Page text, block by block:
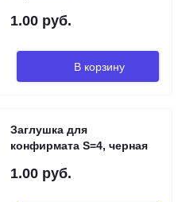
1.00 руб.
В корзину
Заглушка для
конфирмата S=4, черная
1.00 руб.